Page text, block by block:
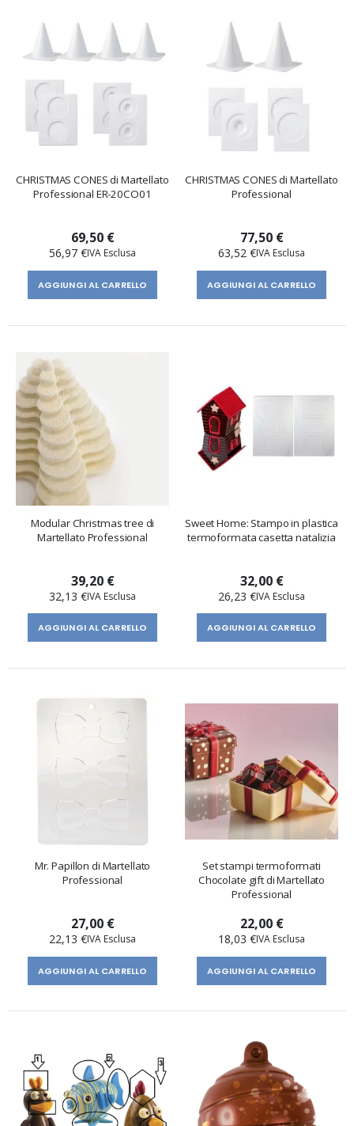
CHRISTMAS CONES di Martellato
Professional ER-20CO01
69,50 €
56,97 €
AGGIUNGI AL CARRELLO
CHRISTMAS CONES di Martellato
Professional
77,50 €
63,52 €
AGGIUNGI AL CARRELLO
Modular Christmas tree di
Martellato Professional
39,20 €
32,13 €
AGGIUNGI AL CARRELLO
Sweet Home: Stampo in plastica
termoformata casetta natalizia
32,00 €
26,23 €
AGGIUNGI AL CARRELLO
Mr. Papillon di Martellato
Professional
27,00 €
22,13 €
AGGIUNGI AL CARRELLO
Set stampi termoformati
Chocolate gift di Martellato
Professional
22,00 €
18,03 €
AGGIUNGI AL CARRELLO